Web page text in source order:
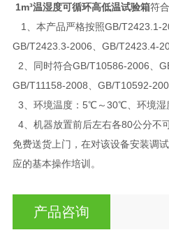
1m³温湿度可循环高低温试验箱符
1、本产品严格按照GB/T2423.1-
GB/T2423.3-2006、GB/T2423.4-
2、同时符合GB/T10586-2006、
GB/T11158-2008、GB/T10592-
3、环境温度：5℃～30℃、环境湿
4、机器放置前后左右各80公分不
免费送货上门，在对该设备安装调
应的基本操作培训。
产品咨询